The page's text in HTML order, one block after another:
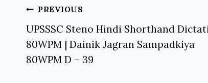
Post
navigation
PREVIOUS
UPSSSC Steno Hindi Shorthand
80WPM | Dainik Jagran Sampadkiya
80WPM D – 39